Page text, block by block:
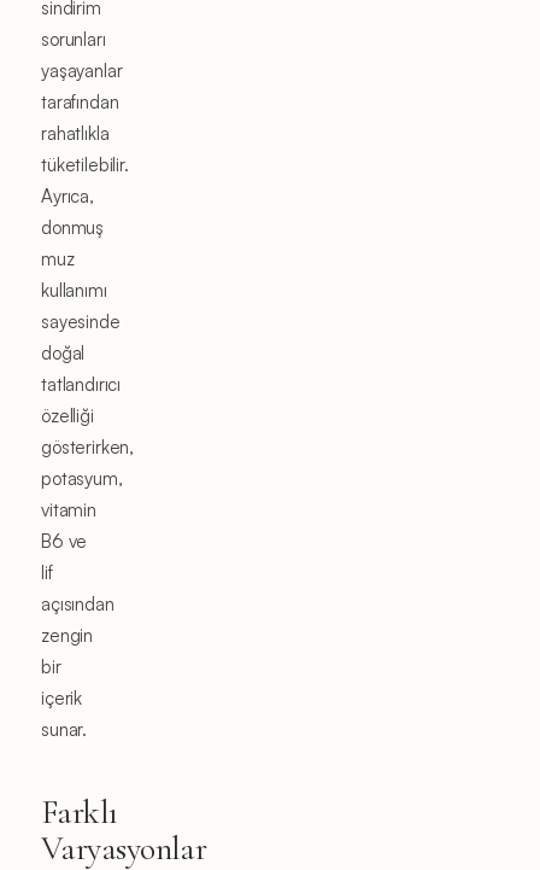
sindirim
sorunları
yaşayanlar
tarafından
rahatlıkla
tüketilebilir.
Ayrıca,
donmuş
muz
kullanımı
sayesinde
doğal
tatlandırıcı
özelliği
gösterirken,
potasyum,
vitamin
B6 ve
lif
açısından
zengin
bir
içerik
sunar.
Farklı
Varyasyonlar